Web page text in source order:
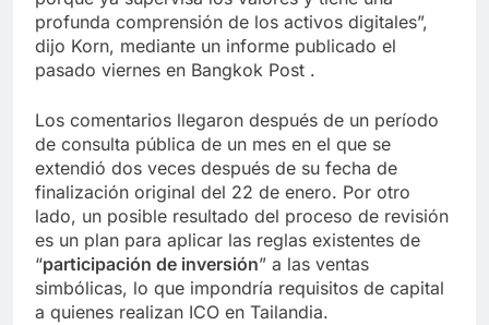
profunda comprensión de los activos digitales”,
dijo Korn, mediante un informe publicado el
pasado viernes en Bangkok Post .
Los comentarios llegaron después de un período
de consulta pública de un mes en el que se
extendió dos veces después de su fecha de
finalización original del 22 de enero. Por otro
lado, un posible resultado del proceso de revisión
es un plan para aplicar las reglas existentes de
“participación de inversión” a las ventas
simbólicas, lo que impondría requisitos de capital
a quienes realizan ICO en Tailandia.